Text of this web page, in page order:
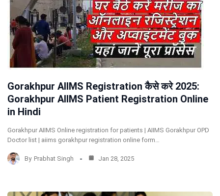
Gorakhpur AIIMS Registration कैसे करे 2025:
Gorakhpur AIIMS Patient Registration Online
in Hindi
Gorakhpur AIIMS Online registration for patients | AIIMS Gorakhpur OPD
Doctor list | aiims gorakhpur registration online form…
By Prabhat Singh Jan 28, 2025